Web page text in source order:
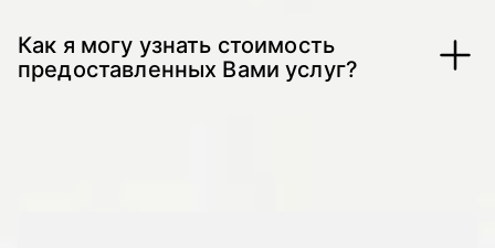
выходной линии можно в течение 3 – 4 дней.
Как я могу узнать стоимость
предоставленных Вами услуг?